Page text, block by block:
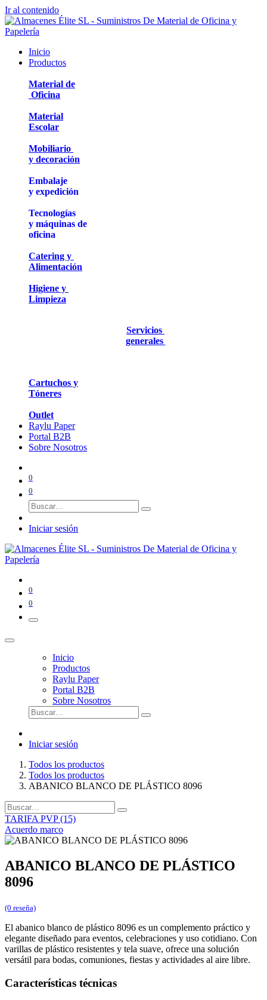
Ir al contenido
Inicio
Productos
Material de
Oficina
Material
Escolar
Mobiliario
y decoración
Embalaje
y expedición
Tecnologías
y máquinas de
oficina
Catering y
Alimentación
Higiene y
Limpieza
Servicios
generales
Cartuchos y
Tóneres
Outlet
Raylu Paper
Portal B2B
Sobre Nosotros
0
0
Iniciar sesión
0
0
Inicio
Productos
Raylu Paper
Portal B2B
Sobre Nosotros
Iniciar sesión
Todos los productos
Todos los productos
ABANICO BLANCO DE PLÁSTICO 8096
TARIFA PVP (15)
Acuerdo marco
ABANICO BLANCO DE PLÁSTICO
8096
(0 reseña)
El abanico blanco de plástico 8096 es un complemento práctico y
elegante diseñado para eventos, celebraciones y uso cotidiano. Con
varillas de plástico resistentes y tela suave, ofrece una solución
versátil para bodas, comuniones, fiestas y actividades al aire libre.
Características técnicas